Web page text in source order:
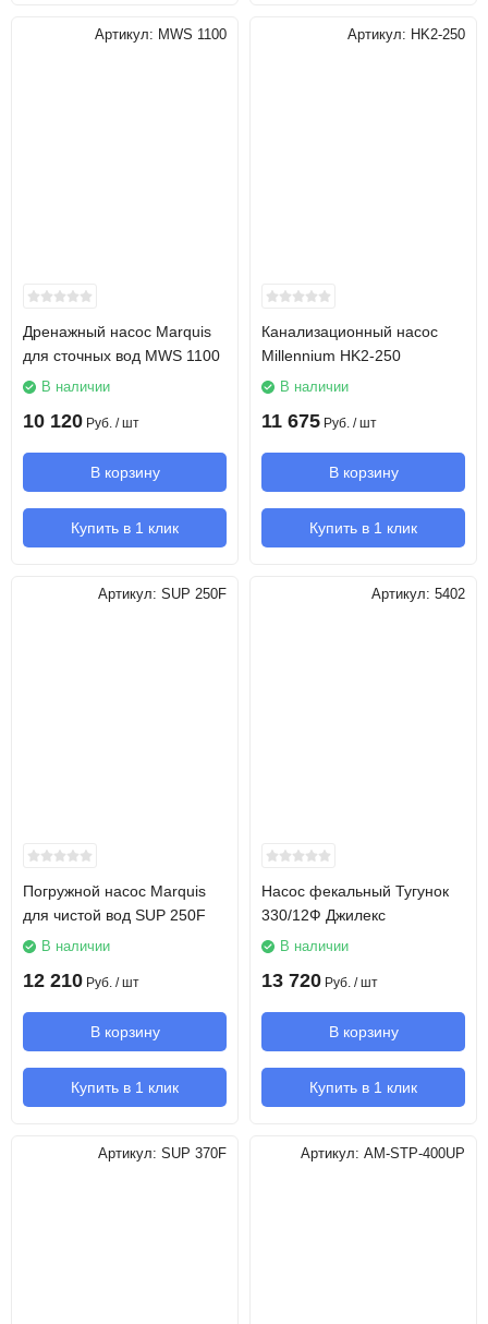
Артикул: MWS 1100
Дренажный насос Marquis
для сточных вод MWS 1100
В наличии
10 120 Руб. / шт
В корзину
Купить в 1 клик
Артикул: HK2-250
Канализационный насос
Millennium HK2-250
В наличии
11 675 Руб. / шт
В корзину
Купить в 1 клик
Артикул: SUP 250F
Погружной насос Marquis
для чистой вод SUP 250F
В наличии
12 210 Руб. / шт
В корзину
Купить в 1 клик
Артикул: 5402
Насос фекальный Тугунок
330/12Ф Джилекс
В наличии
13 720 Руб. / шт
В корзину
Купить в 1 клик
Артикул: SUP 370F Артикул: AM-STP-400UP